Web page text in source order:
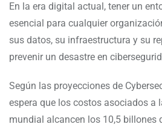
En la era digital actual, tener un
esencial para cualquier
sus datos, su infraestructura y su
prevenir un desastre en
Según las proyecciones de
espera que los costos asociados a
mundial alcancen los 10,5 billones